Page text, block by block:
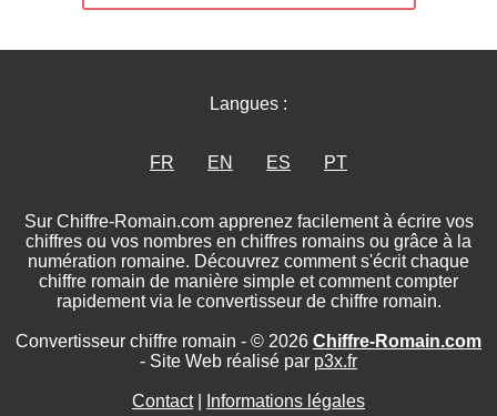
Langues :
FR EN ES PT
Sur Chiffre-Romain.com apprenez facilement à écrire vos
chiffres ou vos nombres en chiffres romains ou grâce à la
numération romaine. Découvrez comment s'écrit chaque
chiffre romain de manière simple et comment compter
rapidement via le convertisseur de chiffre romain.
Convertisseur chiffre romain - © 2026 Chiffre-Romain.com
- Site Web réalisé par p3x.fr
Contact| Informations légales